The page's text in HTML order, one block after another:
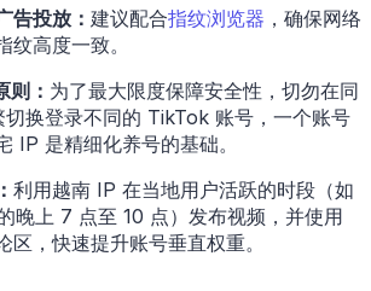
告投放： 建议配合指纹浏览器 ，确保网络
高度一致。
则： 为了最大限度保障安全性，切勿在同
换登录不同的 TikTok 账号，一个账号
IP 是精细化养号的基础。
利用越南 IP 在当地用户活跃的时段（如
晚上 7 点至 10 点）发布视频，并使用
区，快速提升账号垂直权重。